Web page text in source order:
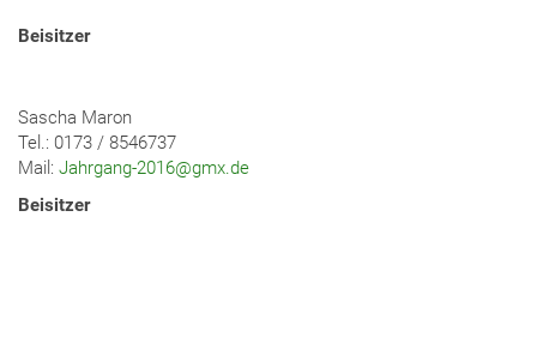
Beisitzer
Sascha Maron
Tel.: 0173 / 8546737
Mail: Jahrgang-2016@gmx.de
Beisitzer